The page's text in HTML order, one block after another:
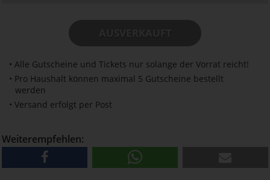
• Alle Gutscheine und Tickets nur solange der Vorrat reicht!
• Pro Haushalt können maximal 5 Gutscheine bestellt
werden
• Versand erfolgt per Post
Weiterempfehlen: